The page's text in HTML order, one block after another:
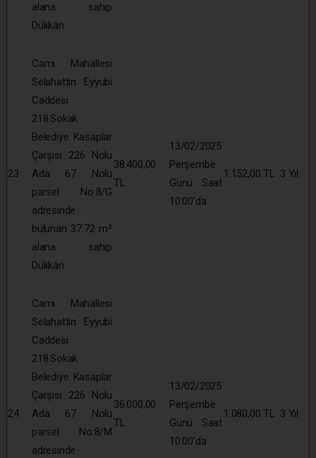
alana sahip
Dükkân
23
Cami Mahallesi
Selahattin Eyyubi
Caddesi
218.Sokak
Belediye Kasaplar
Çarşısı 226 Nolu
Ada 67 Nolu
parsel No:8/G
adresinde
bulunan 37.72 m²
alana sahip
Dükkân
38.400,00
TL
13/02/2025
Perşembe
Günü Saat
10:00’da
1.152,00 TL 3 Yıl
24
Cami Mahallesi
Selahattin Eyyubi
Caddesi
218.Sokak
Belediye Kasaplar
Çarşısı 226 Nolu
Ada 67 Nolu
parsel No:8/M
adresinde
36.000,00
TL
13/02/2025
Perşembe
Günü Saat
10:00’da
1.080,00 TL 3 Yıl